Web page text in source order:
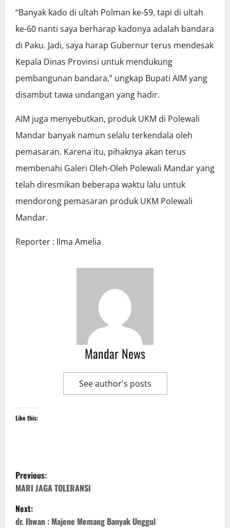
“Banyak kado di ultah Polman ke-59, tapi di ultah
ke-60 nanti saya berharap kadonya adalah bandara
di Paku. Jadi, saya harap Gubernur terus mendesak
Kepala Dinas Provinsi untuk mendukung
pembangunan bandara,” ungkap Bupati AIM yang
disambut tawa undangan yang hadir.
AIM juga menyebutkan, produk UKM di Polewali
Mandar banyak namun selalu terkendala oleh
pemasaran. Karena itu, pihaknya akan terus
membenahi Galeri Oleh-Oleh Polewali Mandar yang
telah diresmikan beberapa waktu lalu untuk
mendorong pemasaran produk UKM Polewali
Mandar.
Reporter : Ilma Amelia
Mandar News
See author's posts
Like this:
P
o
s
Previous:
MARI JAGA TOLERANSI
Next:
dr. Ihwan : Majene Memang Banyak Unggul